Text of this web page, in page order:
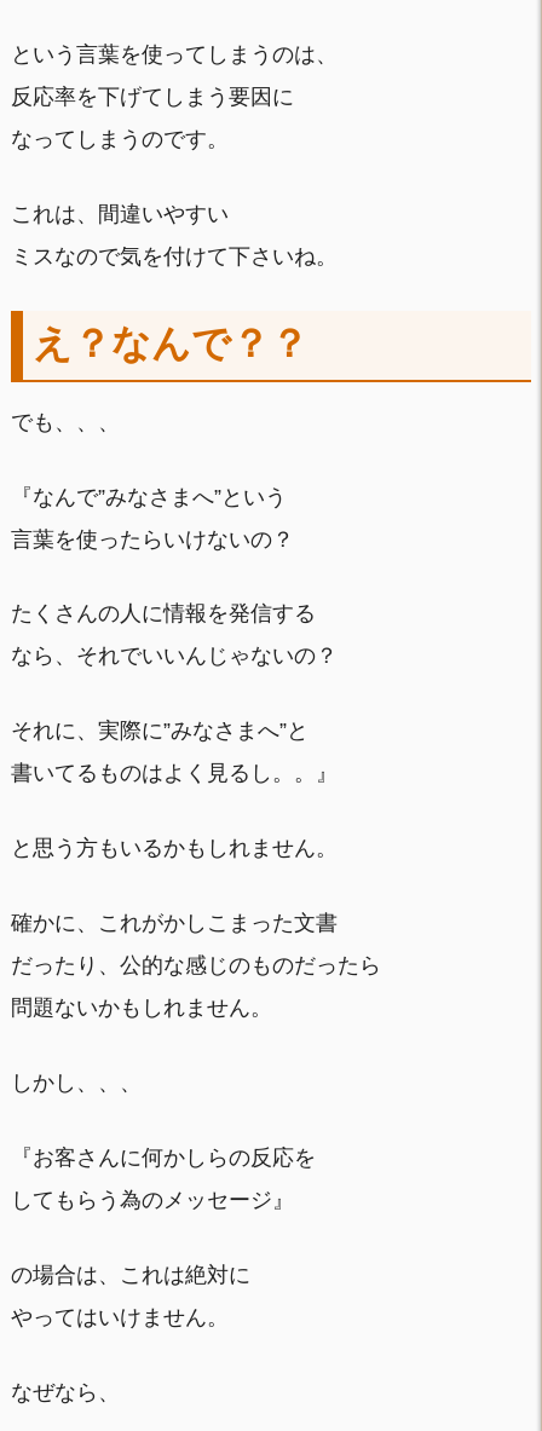
という言葉を使ってしまうのは、
反応率を下げてしまう要因に
なってしまうのです。
これは、間違いやすい
ミスなので気を付けて下さいね。
え？なんで？？
でも、、、
『なんで”みなさまへ”という
言葉を使ったらいけないの？
たくさんの人に情報を発信する
なら、それでいいんじゃないの？
それに、実際に”みなさまへ”と
書いてるものはよく見るし。。』
と思う方もいるかもしれません。
確かに、これがかしこまった文書
だったり、公的な感じのものだったら
問題ないかもしれません。
しかし、、、
『お客さんに何かしらの反応を
してもらう為のメッセージ』
の場合は、これは絶対に
やってはいけません。
なぜなら、